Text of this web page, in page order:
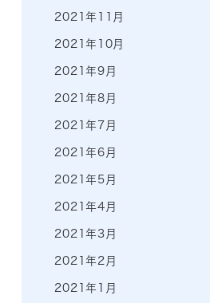
2021年11月
2021年10月
2021年9月
2021年8月
2021年7月
2021年6月
2021年5月
2021年4月
2021年3月
2021年2月
2021年1月